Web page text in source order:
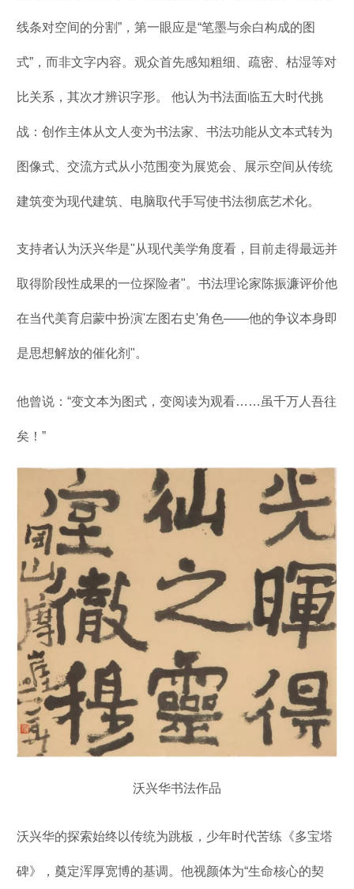
线条对空间的分割”，第一眼应是“笔墨与余白构成的图
式”，而非文字内容。观众首先感知粗细、疏密、枯湿等对
比关系，其次才辨识字形。 他认为书法面临五大时代挑
战：创作主体从文人变为书法家、书法功能从文本式转为
图像式、交流方式从小范围变为展览会、展示空间从传统
建筑变为现代建筑、电脑取代手写使书法彻底艺术化。
支持者认为沃兴华是"从现代美学角度看，目前走得最远并
取得阶段性成果的一位探险者"。书法理论家陈振濂评价他
在当代美育启蒙中扮演'左图右史'角色——他的争议本身即
是思想解放的催化剂"。
他曾说：“变文本为图式，变阅读为观看……虽千万人吾往
矣！”
沃兴华书法作品
沃兴华的探索始终以传统为跳板，少年时代苦练《多宝塔
碑》，奠定浑厚宽博的基调。他视颜体为“生命核心的契